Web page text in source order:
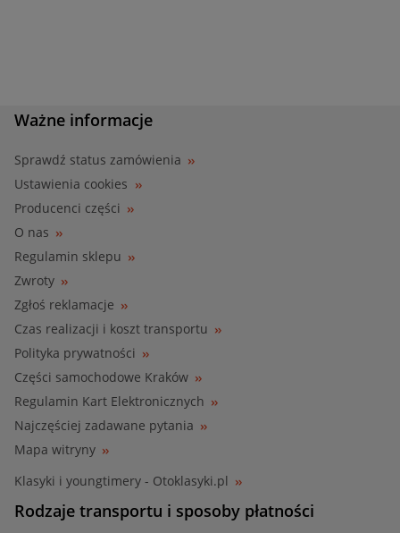
Ważne informacje
Sprawdź status zamówienia
Ustawienia cookies
Producenci części
O nas
Regulamin sklepu
Zwroty
Zgłoś reklamacje
Czas realizacji i koszt transportu
Polityka prywatności
Części samochodowe Kraków
Regulamin Kart Elektronicznych
Najczęściej zadawane pytania
Mapa witryny
Klasyki i youngtimery - Otoklasyki.pl
Rodzaje transportu i sposoby płatności